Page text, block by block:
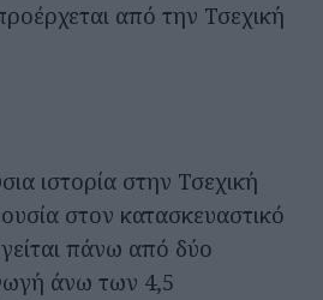
από την Τσεχική
ιστορία στην Τσεχική
στον κατασκευαστικό
πάνω από δύο
άνω των 4,5